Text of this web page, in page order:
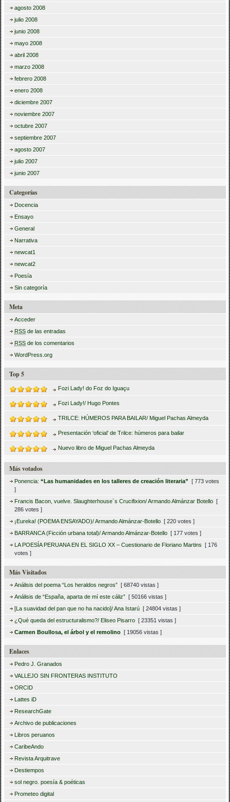
agosto 2008
julio 2008
junio 2008
mayo 2008
abril 2008
marzo 2008
febrero 2008
enero 2008
diciembre 2007
noviembre 2007
octubre 2007
septiembre 2007
agosto 2007
julio 2007
junio 2007
Categorías
Docencia
Ensayo
General
Narrativa
newcat1
newcat2
Poesía
Sin categoría
Meta
Acceder
RSS de las entradas
RSS de los comentarios
WordPress.org
Top 5
Fozi Lady! do Foz do Iguaçu
Fozi Lady!/ Hugo Pontes
TRILCE: HÚMEROS PARA BAILAR/ Miguel Pachas Almeyda
Presentación ‘oficial’ de Trilce: húmeros para bailar
Nuevo libro de Miguel Pachas Almeyda
Más votados
Ponencia:“Las humanidades en los talleres de creación literaria” [ 773 votes
]
Francis Bacon, vuelve. Slaughterhouse´s Crucifixion/ Armando Almánzar Botello [
286 votes ]
¡Eureka! (POEMA ENSAYADO)/ Armando Almánzar-Botello [ 220 votes ]
BARRANCA (Ficción urbana total)/ Armando Almánzar-Botello [ 177 votes ]
LA POESÍA PERUANA EN EL SIGLO XX – Cuestionario de Floriano Martins [ 176
votes ]
Más Visitados
Análisis del poema “Los heraldos negros” [ 68740 vistas ]
Análisis de “España, aparta de mí este cáliz” [ 50166 vistas ]
[La suavidad del pan que no ha nacido]/ Ana Istarú [ 24804 vistas ]
¿Qué queda del estructuralismo?/ Eliseo Pisarro [ 23351 vistas ]
Carmen Boullosa, el árbol y el remolino [ 19056 vistas ]
Enlaces
Pedro J. Granados
VALLEJO SIN FRONTERAS INSTITUTO
ORCID
Lattes iD
ResearchGate
Archivo de publicaciones
Libros peruanos
CaribeAndo
Revista Arquitrave
Destiempos
sol negro. poesía & poéticas
Prometeo digital